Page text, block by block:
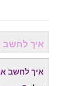
איך לחשב
איך לחשב